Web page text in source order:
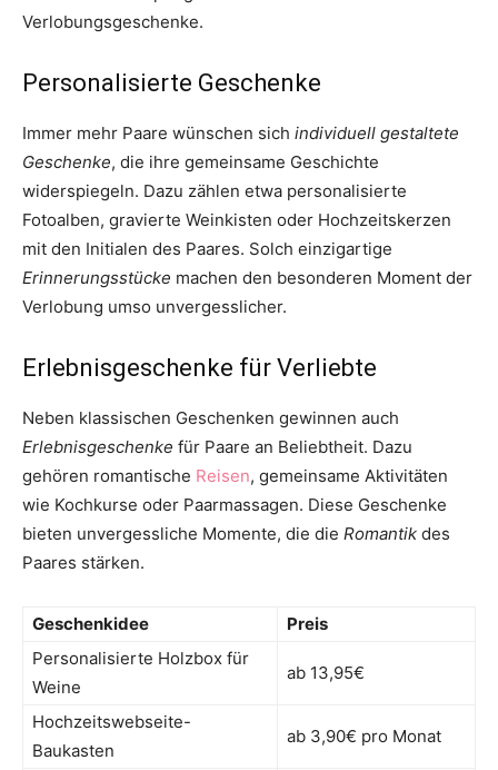
Verlobungsgeschenke.
Personalisierte Geschenke
Immer mehr Paare wünschen sich individuell gestaltete
Geschenke, die ihre gemeinsame Geschichte
widerspiegeln. Dazu zählen etwa personalisierte
Fotoalben, gravierte Weinkisten oder Hochzeitskerzen
mit den Initialen des Paares. Solch einzigartige
Erinnerungsstücke machen den besonderen Moment der
Verlobung umso unvergesslicher.
Erlebnisgeschenke für Verliebte
Neben klassischen Geschenken gewinnen auch
Erlebnisgeschenke für Paare an Beliebtheit. Dazu
gehören romantische Reisen, gemeinsame Aktivitäten
wie Kochkurse oder Paarmassagen. Diese Geschenke
bieten unvergessliche Momente, die die Romantik des
Paares stärken.
Geschenkidee
Preis
Personalisierte Holzbox für
Weine
ab 13,95€
Hochzeitswebseite-
Baukasten
ab 3,90€ pro Monat